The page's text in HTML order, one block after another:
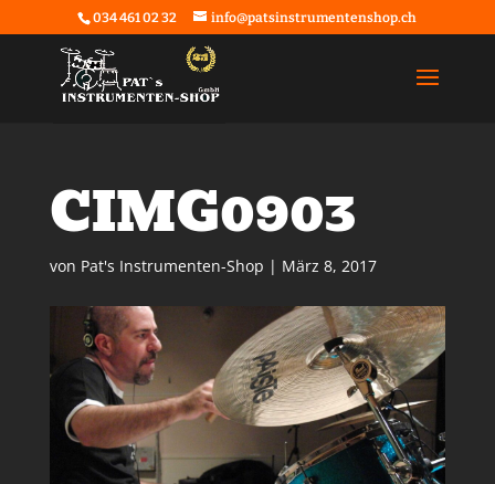
034 461 02 32 info@patsinstrumentenshop.ch
CIMG0903
von Pat's Instrumenten-Shop | März 8, 2017